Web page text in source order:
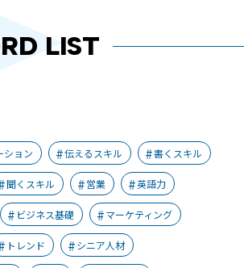
LIST
ション 伝えるスキル 書くスキル
聞くスキル 営業 英語力
ビジネス基礎 マーケティング
トレンド シニア人材